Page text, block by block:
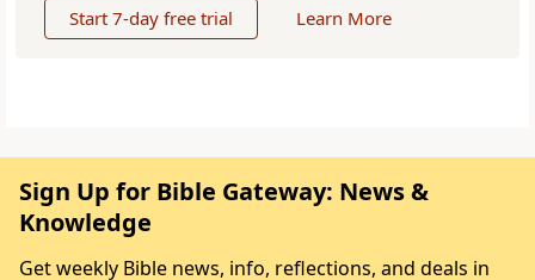
Start 7-day free trial Learn More
Sign Up for Bible Gateway: News &
Knowledge
Get weekly Bible news, info, reflections, and deals in